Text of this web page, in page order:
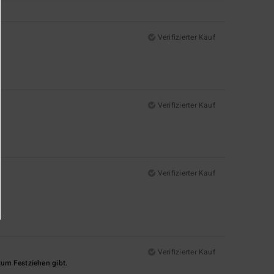
Verifizierter Kauf
Verifizierter Kauf
Verifizierter Kauf
Verifizierter Kauf
Festziehen gibt.